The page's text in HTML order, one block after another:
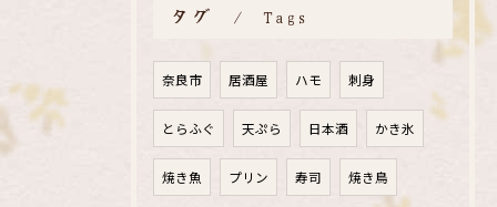
タグ Tags
奈良市 居酒屋 ハモ 刺身
とらふぐ 天ぷら 日本酒 かき氷
焼き魚 プリン 寿司 焼き鳥